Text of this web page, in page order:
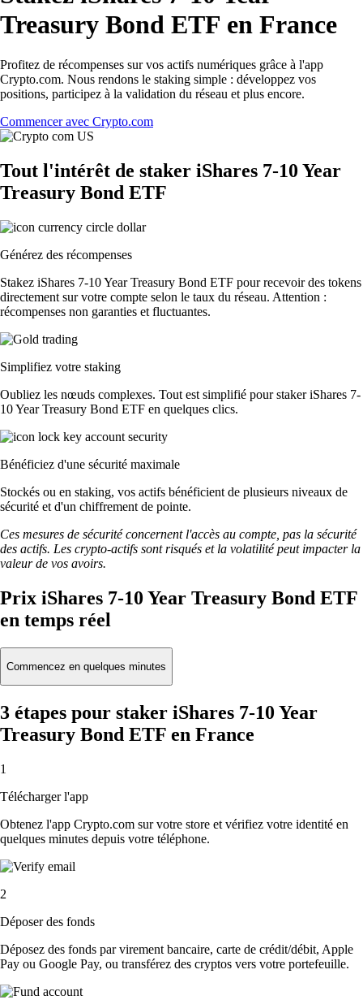
Treasury Bond ETF en France
Profitez de récompenses sur vos actifs numériques grâce à l'app
Crypto.com. Nous rendons le staking simple : développez vos
positions, participez à la validation du réseau et plus encore.
Commencer avec Crypto.com
Tout l'intérêt de staker iShares 7-10 Year
Treasury Bond ETF
Générez des récompenses
Stakez iShares 7-10 Year Treasury Bond ETF pour recevoir des tokens
directement sur votre compte selon le taux du réseau. Attention :
récompenses non garanties et fluctuantes.
Simplifiez votre staking
Oubliez les nœuds complexes. Tout est simplifié pour staker iShares 7-
10 Year Treasury Bond ETF en quelques clics.
Bénéficiez d'une sécurité maximale
Stockés ou en staking, vos actifs bénéficient de plusieurs niveaux de
sécurité et d'un chiffrement de pointe.
Ces mesures de sécurité concernent l'accès au compte, pas la sécurité
des actifs. Les crypto-actifs sont risqués et la volatilité peut impacter la
valeur de vos avoirs.
Prix iShares 7-10 Year Treasury Bond ETF
en temps réel
Commencez en quelques minutes
3 étapes pour staker iShares 7-10 Year
Treasury Bond ETF en France
1
Télécharger l'app
Obtenez l'app Crypto.com sur votre store et vérifiez votre identité en
quelques minutes depuis votre téléphone.
2
Déposer des fonds
Déposez des fonds par virement bancaire, carte de crédit/débit, Apple
Pay ou Google Pay, ou transférez des cryptos vers votre portefeuille.